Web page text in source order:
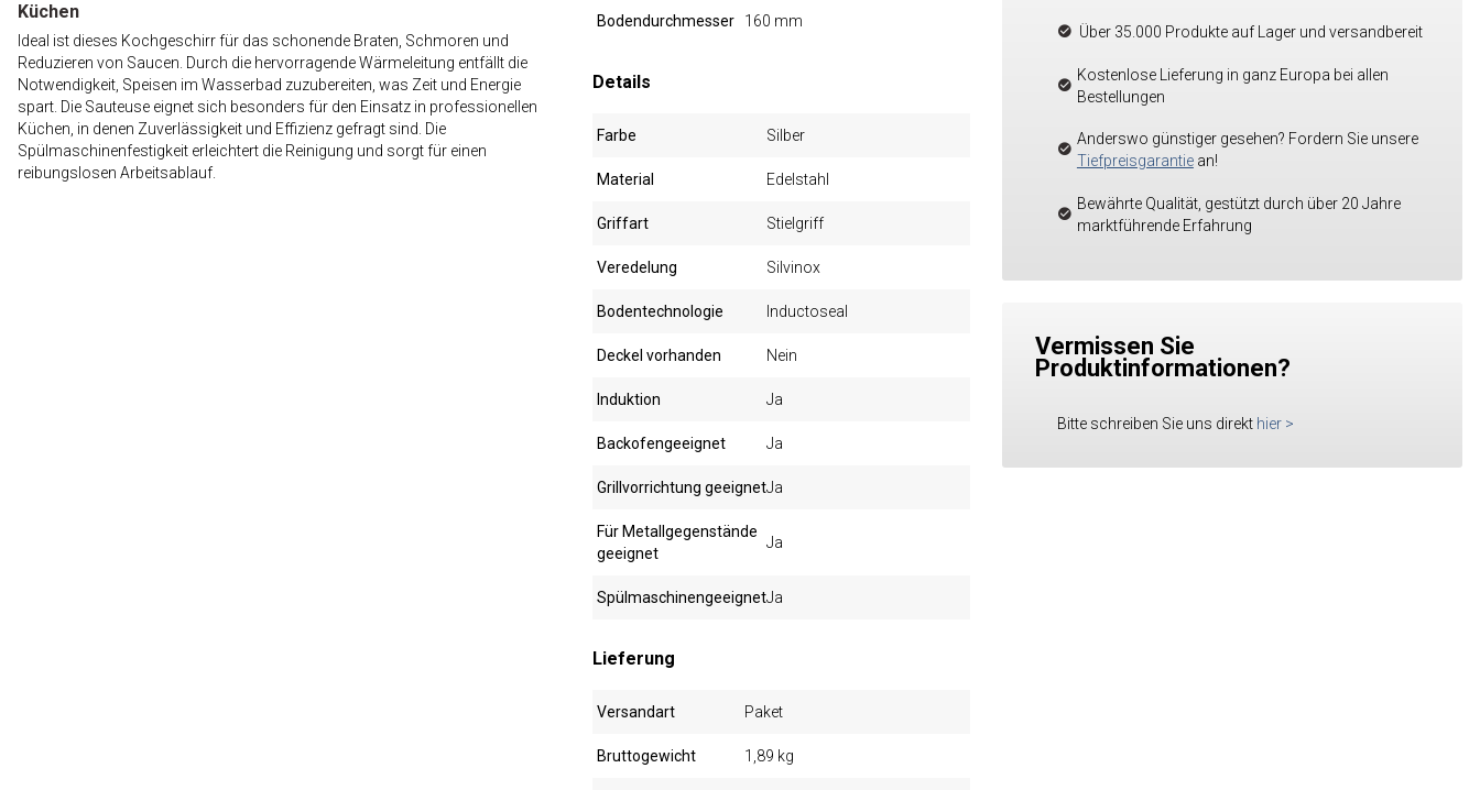
Küchen
Ideal ist dieses Kochgeschirr für das schonende Braten, Schmoren und
Reduzieren von Saucen. Durch die hervorragende Wärmeleitung entfällt die
Notwendigkeit, Speisen im Wasserbad zuzubereiten, was Zeit und Energie
spart. Die Sauteuse eignet sich besonders für den Einsatz in professionellen
Küchen, in denen Zuverlässigkeit und Effizienz gefragt sind. Die
Spülmaschinenfestigkeit erleichtert die Reinigung und sorgt für einen
reibungslosen Arbeitsablauf.
Bodendurchmesser 160 mm
Details
Farbe Silber
Material Edelstahl
Griffart Stielgriff
Veredelung Silvinox
Bodentechnologie Inductoseal
Deckel vorhanden Nein
Induktion Ja
Backofengeeignet Ja
Grillvorrichtung geeignetJa
Für Metallgegenstände
geeignet
Ja
SpülmaschinengeeignetJa
Lieferung
Versandart Paket
Bruttogewicht 1,89 kg
Über 35.000 Produkte auf Lager und versandbereit
Kostenlose Lieferung in ganz Europa bei allen
Bestellungen
Anderswo günstiger gesehen? Fordern Sie unsere
Tiefpreisgarantiean!
Bewährte Qualität, gestützt durch über 20 Jahre
marktführende Erfahrung
Vermissen Sie
Produktinformationen?
Bitte schreiben Sie uns direkt hier >